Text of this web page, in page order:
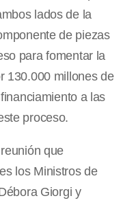
lados de la
de piezas
para fomentar la
130.000 millones de
a las
proceso.
que
los Ministros de
Giorgi y